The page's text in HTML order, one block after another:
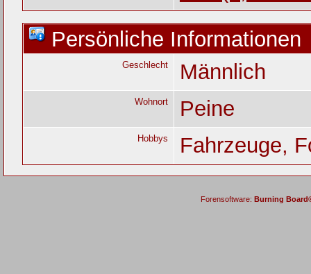
Persönliche Informationen
Geschlecht Männlich
Wohnort Peine
Hobbys Fahrzeuge,
Forensoftware: Burning